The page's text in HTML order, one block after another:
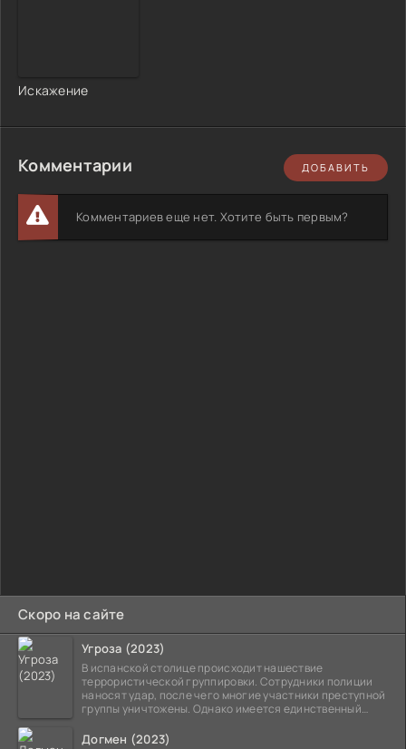
Скоро на сайте
Угроза (2023)
В испанской столице происходит нашествие
террористической группировки. Сотрудники полиции
наносят удар, после чего многие участники преступной
группы уничтожены. Однако имеется единственный
Догмен (2023)
Искажение
Комментарии ДОБАВИТЬ
Комментариев еще нет. Хотите быть первым?